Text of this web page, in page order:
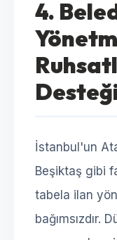
4.
İstanbul'un
Beşiktaş gibi
tabela ilan
bağımsızdır.